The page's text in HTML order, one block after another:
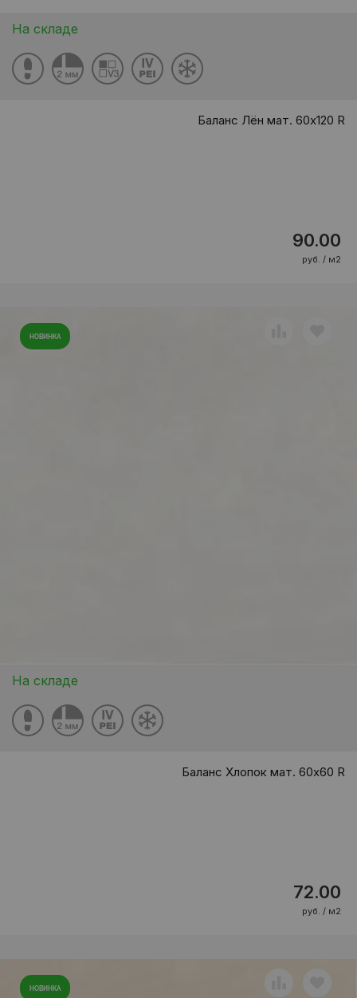
На складе
Баланс Лён мат. 60x120 R
90.00
руб. / м2
НОВИНКА
На складе
Баланс Хлопок мат. 60x60 R
72.00
руб. / м2
НОВИНКА